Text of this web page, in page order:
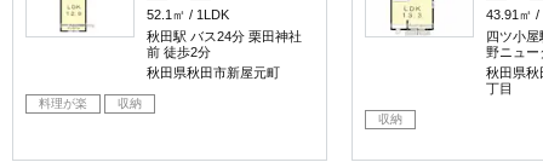
52.1㎡
1LDK
秋田駅 バス24分 栗田神社
前 徒歩2分
秋田県秋田市新屋元町
料理が楽 収納
43.91㎡
四ツ小屋
野ニュー
秋田県秋
丁目
収納